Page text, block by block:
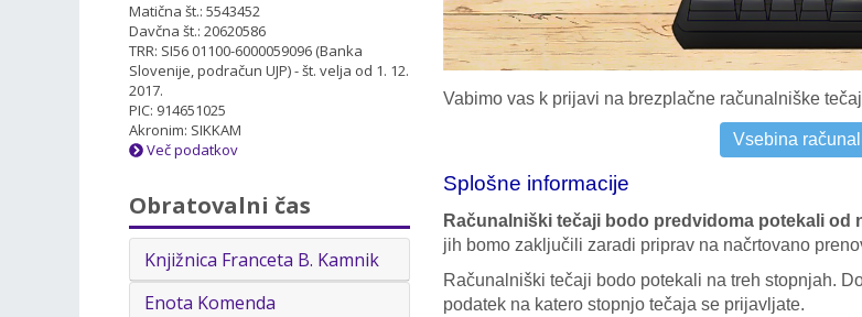
Vabimo vas k prijavi na brezplačne računalniške
Vsebina
Splošne informacije
Računalniški tečaji bodo predvidoma potekali od
jih bomo zaključili zaradi priprav na načrtovano
Računalniški tečaji bodo potekali na treh stopnjah.
podatek na katero stopnjo tečaja se prijavljate.
Matična št.: 5543452
Davčna št.: 20620586
TRR: SI56 01100-6000059096 (Banka
Slovenije, podračun UJP) - št. velja od 1. 12.
2017.
PIC: 914651025
Akronim: SIKKAM
Več podatkov
Obratovalni čas
Knjižnica Franceta B. Kamnik
Enota Komenda